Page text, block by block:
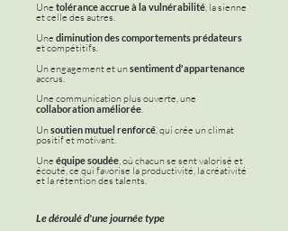
Une tolérance accrue à la vulnérabilité, la sienne
et celle des autres.
Une diminution des comportements prédateurs
et compétitifs.
Un engagement et unsentiment d'appartenance
accrus.
Une communication plus ouverte, une
collaboration améliorée.
Unsoutien mutuel renforcé, qui crée un climat
positif et motivant.
Une équipe soudée, où chacun se sent valorisé et
écouté, ce qui favorise la productivité, la créativité
et la rétention des talents.
Le déroulé d'une journée type